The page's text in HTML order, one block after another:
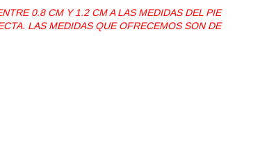
0.8 CM Y 1.2 CM A LAS MEDIDAS DEL PIE
LAS MEDIDAS QUE OFRECEMOS SON DE